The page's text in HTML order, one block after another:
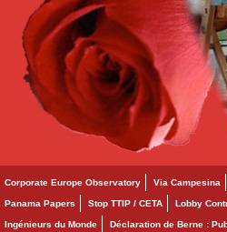
Corporate Europe Observatory Via Campesina
Panama Papers Stop TTIP / CETA Lobby
Ingénieurs du Monde Déclaration de Berne :